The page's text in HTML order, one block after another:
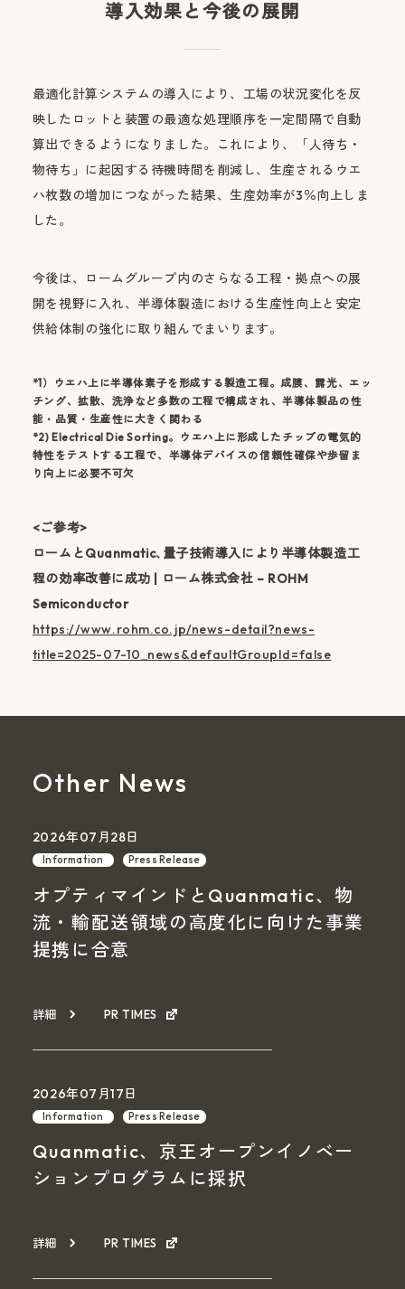
導入効果と今後の展開
最適化計算システムの導入により、工場の状況変化を反
映したロットと装置の最適な処理順序を一定間隔で自動
算出できるようになりました。これにより、「人待ち・
物待ち」に起因する待機時間を削減し、生産されるウエ
ハ枚数の増加につながった結果、生産効率が3％向上しま
した。
今後は、ロームグループ内のさらなる工程・拠点への展
開を視野に入れ、半導体製造における生産性向上と安定
供給体制の強化に取り組んでまいります。
*1）ウエハ上に半導体素子を形成する製造工程。成膜、露光、エッ
チング、拡散、洗浄など多数の工程で構成され、半導体製品の性
能・品質・生産性に大きく関わる
*2) Electrical Die Sorting。ウエハ上に形成したチップの電気的
特性をテストする工程で、半導体デバイスの信頼性確保や歩留ま
り向上に必要不可欠
<ご参考>
ロームとQuanmatic､量子技術導入により半導体製造工
程の効率改善に成功 | ローム株式会社 – ROHM
Semiconductor
https://www.rohm.co.jp/news-detail?news-
title=2025-07-10_news&defaultGroupId=false
Other News
2026年07月28日
Information Press Release
オプティマインドとQuanmatic、物
流・輸配送領域の高度化に向けた事業
提携に合意
詳細 PR TIMES
2026年07月17日
Information Press Release
Quanmatic、京王オープンイノベー
ションプログラムに採択
詳細 PR TIMES